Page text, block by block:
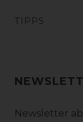
TIPPS
Newsletter